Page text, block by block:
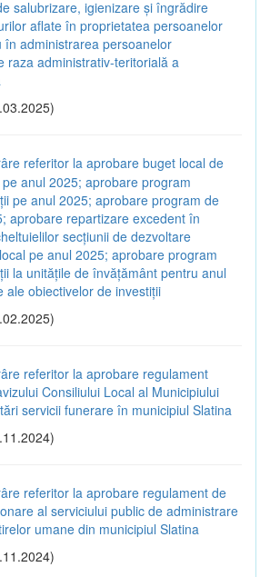
salubrizare, igienizare și îngrădire
aflate în proprietatea persoanelor
în administrarea persoanelor
raza administrativ-teritorială a
referitor la aprobare buget local de
anul 2025; aprobare program
pe anul 2025; aprobare program de
aprobare repartizare excedent în
secțiunii de dezvoltare
pe anul 2025; aprobare program
la unitățile de învățământ pentru anul
ale obiectivelor de investiții
referitor la aprobare regulament
Consiliului Local al Municipiului
servicii funerare în municipiul Slatina
referitor la aprobare regulament de
al serviciului public de administrare
umane din municipiul Slatina